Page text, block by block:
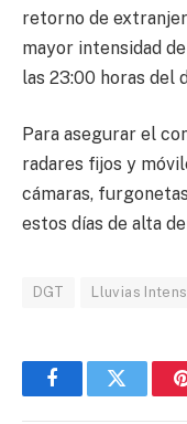
retorno de
mayor intensidad
las 23:00 horas del
Para asegurar el
radares fijos y
cámaras,
estos días de alta
DGT Lluvias
FacebookTwitter